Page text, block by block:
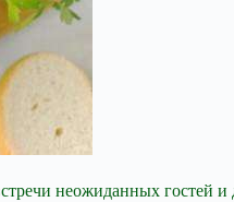
неожиданных гостей и